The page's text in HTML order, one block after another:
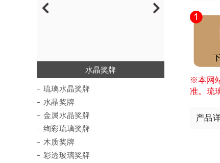
琉璃水晶奖牌
水晶奖牌
金属水晶奖牌
绚彩琉璃奖牌
木质奖牌
彩透玻璃奖牌
压克力奖牌
运动徽章
琉璃水晶奖牌
水晶奖牌
金属水晶奖牌
绚彩琉璃奖牌
木质奖牌
彩透玻璃奖牌
※本网
准。琉
产品